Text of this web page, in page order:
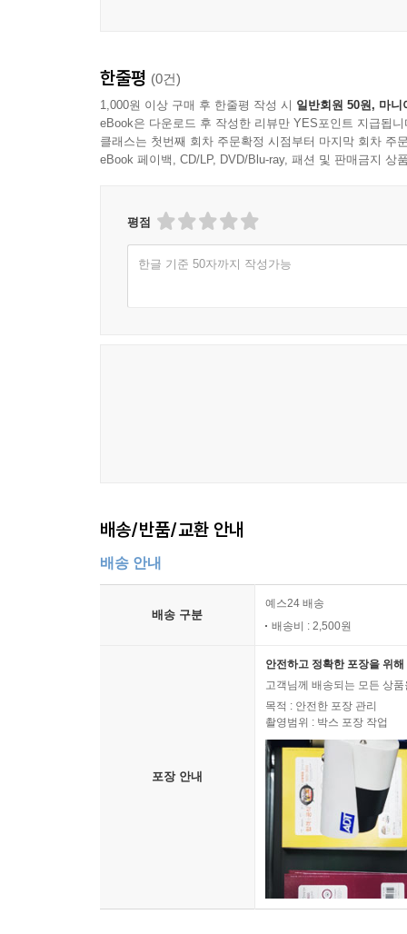
한줄평 (0건)
1,000원 이상 구매 후 한줄평 작성 시 일반회원 50원, 마니
eBook은 다운로드 후 작성한 리뷰만 YES포인트 지급됩니
클래스는 첫번째 회차 주문확정 시점부터 마지막 회차 주
eBook 페이백, CD/LP, DVD/Blu-ray, 패션 및 판매금지 상
평점
한글 기준 50자까지 작성가능
배송/반품/교환 안내
배송 안내
배송 구분
예스24 배송
배송비 : 2,500원
포장 안내
안전하고 정확한 포장을 위
고객님께 배송되는 모든 상
목적 : 안전한 포장 관리
촬영범위 : 박스 포장 작업